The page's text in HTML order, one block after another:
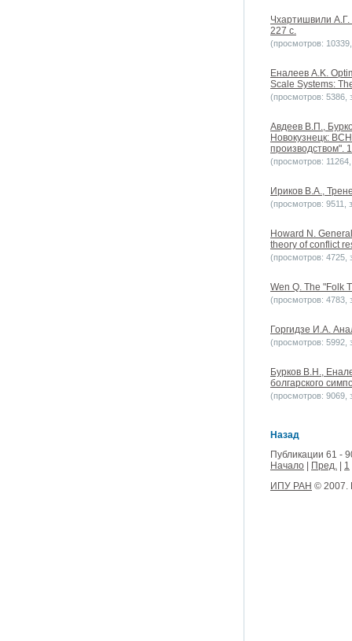
Чхартишвили
227 с.
(просмотров:
Еналеев A.K.
Scale Systems:
(просмотров: 5386,
Авдеев В.П.,
Новокузнецк:
производством".
(просмотров:
Ириков В.А.,
(просмотров: 9511,
Howard N.
theory of conflict
(просмотров: 4725,
Wen Q. The "Folk
(просмотров: 4783,
Горгидзе И.A.
(просмотров: 5992,
Бурков B.H.,
болгарского
(просмотров: 9069,
Назад
Публикации 61 -
Начало
Пред.
1
ИПУ РАН © 2007.